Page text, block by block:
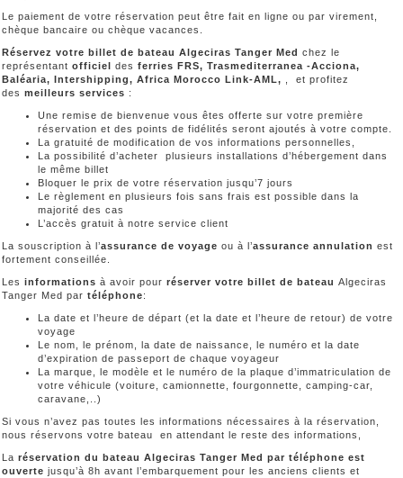
Le paiement de votre réservation peut être fait en ligne ou par virement,
chèque bancaire ou chèque vacances.
Réservez votre billet de bateau Algeciras Tanger Med chez le
représentant officiel des ferries FRS, Trasmediterranea -Acciona,
Baléaria, Intershipping, Africa Morocco Link-AML,
, et profitez
des meilleurs services :
Une remise de bienvenue vous êtes offerte sur votre première
réservation et des points de fidélités seront ajoutés à votre compte.
La gratuité de modification de vos informations personnelles,
La possibilité d’acheter plusieurs installations d’hébergement dans
le même billet
Bloquer le prix de votre réservation jusqu’7 jours
Le règlement en plusieurs fois sans frais est possible dans la
majorité des cas
L’accès gratuit à notre service client
La souscription à l’assurance de voyage ou à l’assurance annulation est
fortement conseillée.
Les informations à avoir pour réserver votre billet de bateau Algeciras
Tanger Med par téléphone:
La date et l’heure de départ (et la date et l’heure de retour) de votre
voyage
Le nom, le prénom, la date de naissance, le numéro et la date
d’expiration de passeport de chaque voyageur
La marque, le modèle et le numéro de la plaque d’immatriculation de
votre véhicule (voiture, camionnette, fourgonnette, camping-car,
caravane,..)
Si vous n’avez pas toutes les informations nécessaires à la réservation,
nous réservons votre bateau en attendant le reste des informations,
La réservation du bateau Algeciras Tanger Med par téléphone est
ouverte jusqu’à 8h avant l’embarquement pour les anciens clients et